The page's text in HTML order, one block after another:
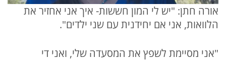
אורה חתן: "יש לי המון חששות- איך אני אחזיר את
הלוואות, אני אם יחידנית עם שני ילדים".
"אני מסיימת לשפץ את המסעדה שלי, ואני די